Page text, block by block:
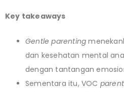
Key takeaways
Gentle parenting
dan kesehatan mental
dengan tantangan
Sementara itu, VOC